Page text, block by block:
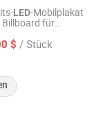
Eingebauter IC
SMD LED Rot
LED-Mobilplakat
für
$ / Stück